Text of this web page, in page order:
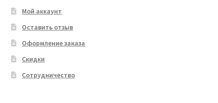
Мой аккаунт
Оставить отзыв
Оформление заказа
Скидки
Сотрудничество